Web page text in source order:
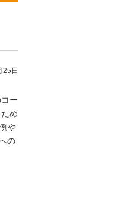
25日
ー
め
や
の